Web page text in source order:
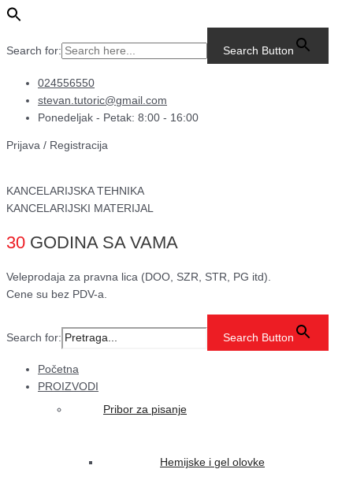
Search for: Search Button
Pređi
024556550
stevan.tutoric@gmail.com
Ponedeljak - Petak: 8:00 - 16:00
Prijava / Registracija
KANCELARIJSKA TEHNIKA
KANCELARIJSKI MATERIJAL
30 GODINA SA VAMA
Veleprodaja za pravna lica (DOO, SZR, STR, PG itd).
Cene su bez PDV-a.
Search for: Search Button
Main
Menu
Početna
PROIZVODI
Pribor za pisanje
Hemijske i gel olovke
Deterdžent